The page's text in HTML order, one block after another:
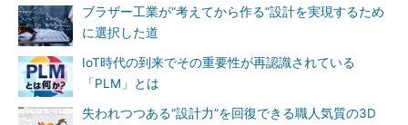
ブラザー工業が“考えてから作る”設計を実現するため
に選択した道
IoT時代の到来でその重要性が再認識されている
「PLM」とは
失われつつある“設計力”を回復できる職人気質の3D